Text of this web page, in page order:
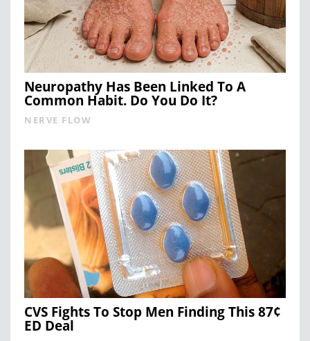
Neuropathy Has Been Linked To A
Common Habit. Do You Do It?
NERVE FLOW
CVS Fights To Stop Men Finding This 87¢
ED Deal